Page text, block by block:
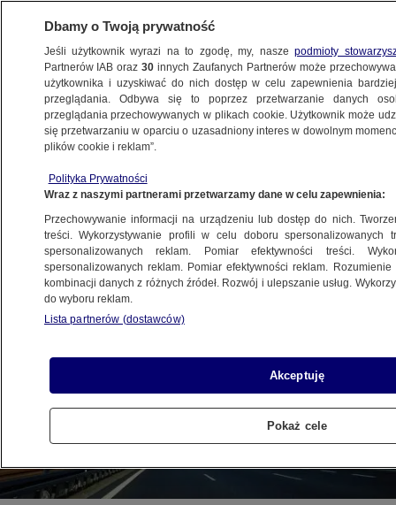
WARSZAWA
ULICE
23.05.2012, 06:17
Udostępnij
Dbamy o Twoją prywatność
Jeśli użytkownik wyrazi na to zgodę, my, naszepodmioty
Partnerów IAB oraz30 innych Zaufanych Partnerów może
użytkownika i uzyskiwać do nich dostęp w celu zapewnienia
przeglądania. Odbywa się to poprzez przetwarzanie danych
przeglądania przechowywanych w plikach cookie. Użytkownik może
się przetwarzaniu w oparciu o uzasadniony interes w dowolnym
plików cookie i reklam”.
Polityka Prywatności
Wraz z naszymi partnerami przetwarzamy dane w celu zapewnienia:
Przechowywanie informacji na urządzeniu lub dostęp do nich.
treści. Wykorzystywanie profili w celu doboru spersonalizowanych
spersonalizowanych reklam. Pomiar efektywności treści.
spersonalizowanych reklam. Pomiar efektywności reklam.
kombinacji danych z różnych źródeł. Rozwój i ulepszanie usług.
do wyboru reklam.
Lista partnerów (dostawców)
Akceptuję
Pokaż cele